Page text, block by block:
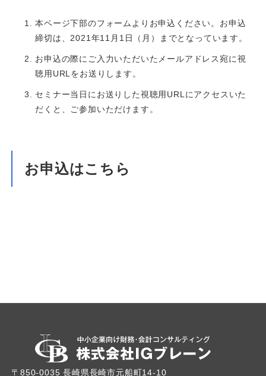
本ページ下部のフォームよりお申込ください。お申込
締切は、2021年11月1日（月）までとなっています。
お申込の際にご入力いただいたメールアドレス宛に視
聴用URLをお送りします。
セミナー当日にお送りした視聴用URLにアクセスいた
だくと、ご参加いただけます。
お申込はこちら
〒850-0035 長崎県長崎市元船町14-10